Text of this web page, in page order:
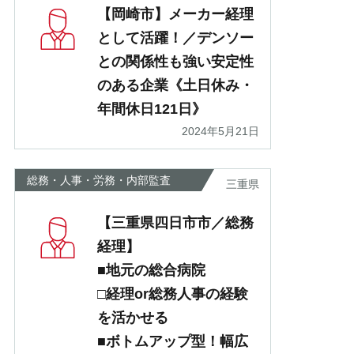
【岡崎市】メーカー経理
として活躍！／デンソー
との関係性も強い安定性
のある企業《土日休み・
年間休日121日》
2024年5月21日
総務・人事・労務・内部監査 三重県
【三重県四日市市／総務
経理】
■地元の総合病院
□経理or総務人事の経験
を活かせる
■ボトムアップ型！幅広